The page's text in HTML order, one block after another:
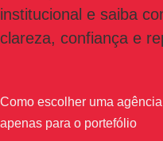
institucional e saiba
clareza, confiança e
Como escolher uma
apenas para o portefólio